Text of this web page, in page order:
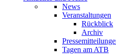
News
Veranstaltungen
Rückblick
Archiv
Tagen am ATB